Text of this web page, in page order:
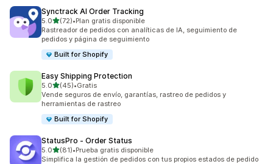
Synctrack AI Order Tracking
5.0de 5 estrellas
(72)
72 reseñas en total
•Plan gratis disponible
Rastreador de pedidos con analíticas de IA, seguimiento de
pedidos y página de seguimiento
Built for Shopify
Easy Shipping Protection
5.0de 5 estrellas
(45)
45 reseñas en total
•Gratis
Vende seguros de envío, garantías, rastreo de pedidos y
herramientas de rastreo
Built for Shopify
StatusPro ‑ Order Status
5.0de 5 estrellas
(81)
81 reseñas en total
•Prueba gratis disponible
Simplifica la gestión de pedidos con tus propios estados de pedido